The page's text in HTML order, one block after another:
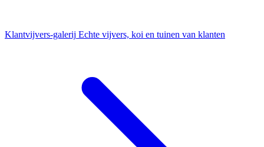
Klantvijvers-galerij Echte vijvers, koi en tuinen van klanten